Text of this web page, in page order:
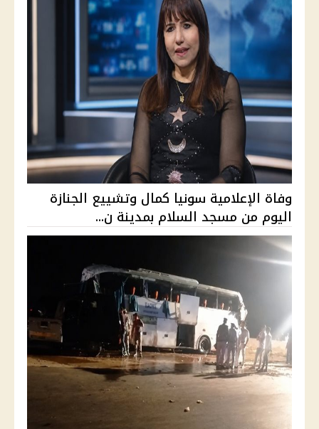
وفاة الإعلامية سونيا كمال وتشييع الجنازة
اليوم من مسجد السلام بمدينة ن...